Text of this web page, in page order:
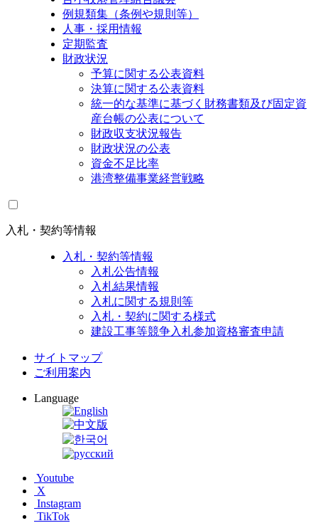
例規類集（条例や規則等）
人事・採用情報
定期監査
財政状況
予算に関する公表資料
決算に関する公表資料
統一的な基準に基づく財務書類及び固定資
産台帳の公表について
財政収支状況報告
財政状況の公表
資金不足比率
港湾整備事業経営戦略
入札・契約等情報
入札・契約等情報
入札公告情報
入札結果情報
入札に関する規則等
入札・契約に関する様式
建設工事等競争入札参加資格審査申請
サイトマップ
ご利用案内
Language
Youtube
X
Instagram
TikTok